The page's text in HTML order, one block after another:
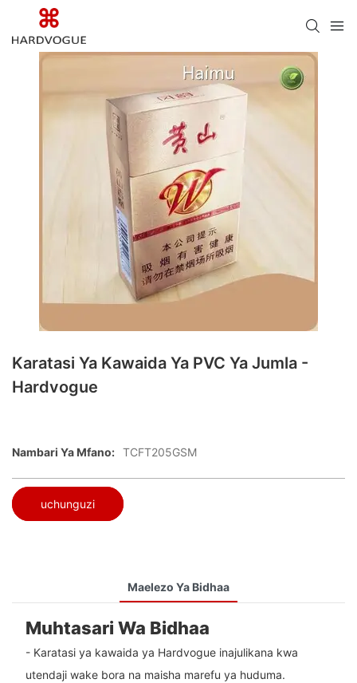
Karatasi Ya Kawaida Ya PVC Ya Jumla -
Hardvogue
Nambari Ya Mfano: TCFT205GSM
uchunguzi
Maelezo Ya Bidhaa
Muhtasari Wa Bidhaa
- Karatasi ya kawaida ya Hardvogue inajulikana kwa
utendaji wake bora na maisha marefu ya huduma.